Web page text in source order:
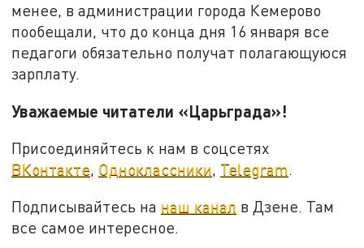
менее, в администрации города Кемерово
пообещали, что до конца дня 16 января все
педагоги обязательно получат полагающуюся
зарплату.
Уважаемые читатели «Царьграда»!
Присоединяйтесь к нам в соцсетях
ВКонтакте, Одноклассники, Telegram.
Подписывайтесь на наш канал в Дзене. Там
все самое интересное.